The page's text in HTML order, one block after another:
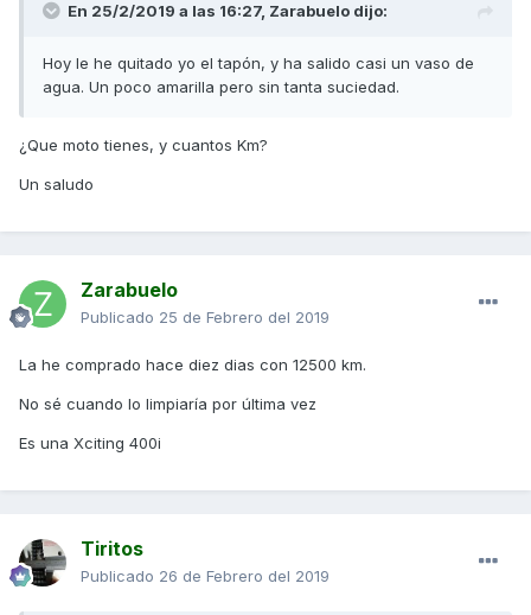
En 25/2/2019 a las 16:27, Zarabuelo dijo:
Hoy le he quitado yo el tapón, y ha salido casi un vaso de
agua. Un poco amarilla pero sin tanta suciedad.
¿Que moto tienes, y cuantos Km?
Un saludo
Zarabuelo
Publicado 25 de Febrero del 2019
La he comprado hace diez dias con 12500 km.
No sé cuando lo limpiaría por última vez
Es una Xciting 400i
Tiritos
Publicado 26 de Febrero del 2019